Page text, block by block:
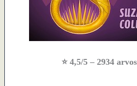
⭐ 4,5/5 – 2934